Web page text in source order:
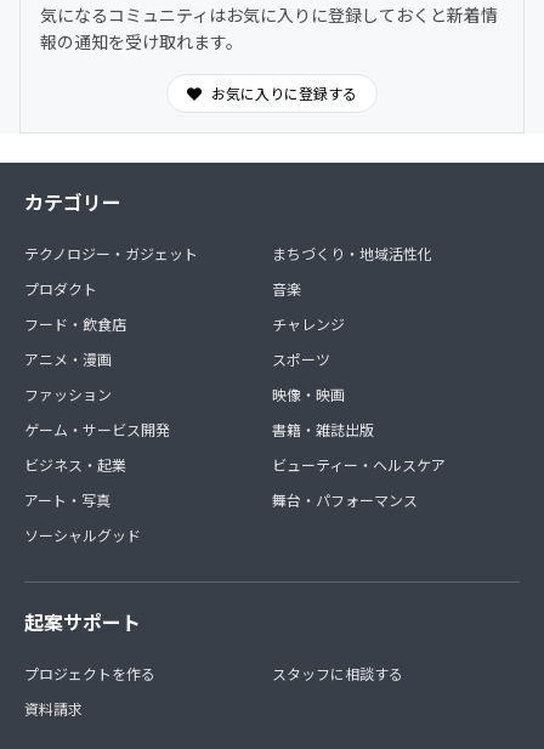
気になるコミュニティはお気に入りに登録しておくと新着情
報の通知を受け取れます。
お気に入りに登録する
カテゴリー
テクノロジー・ガジェット
プロダクト
フード・飲食店
アニメ・漫画
ファッション
ゲーム・サービス開発
ビジネス・起業
アート・写真
ソーシャルグッド
まちづくり・地域活性化
音楽
チャレンジ
スポーツ
映像・映画
書籍・雑誌出版
ビューティー・ヘルスケア
舞台・パフォーマンス
起案サポート
プロジェクトを作る
資料請求
スタッフに相談する